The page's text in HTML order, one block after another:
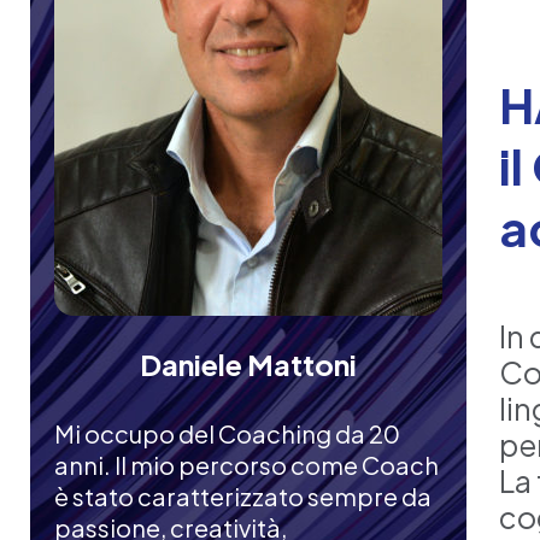
Daniele Mattoni
Mi occupo del Coaching da 20
anni. Il mio percorso come Coach
è stato caratterizzato sempre da
passione, creatività,
il
In